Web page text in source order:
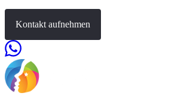
Kontakt aufnehmen